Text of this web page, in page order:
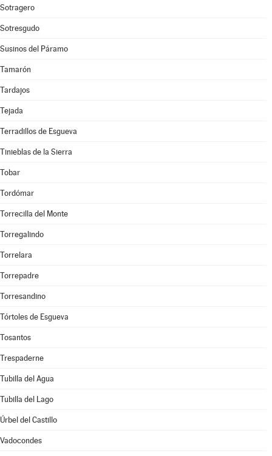
Sotragero
Sotresgudo
Susinos del Páramo
Tamarón
Tardajos
Tejada
Terradillos de Esgueva
Tinieblas de la Sierra
Tobar
Tordómar
Torrecilla del Monte
Torregalindo
Torrelara
Torrepadre
Torresandino
Tórtoles de Esgueva
Tosantos
Trespaderne
Tubilla del Agua
Tubilla del Lago
Úrbel del Castillo
Vadocondes